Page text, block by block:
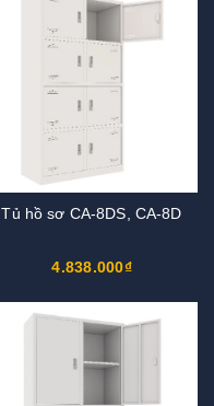
Tủ hồ sơ CA-8DS, CA-8D
4.838.000₫